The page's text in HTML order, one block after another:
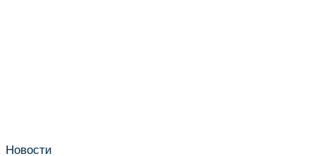
Новости